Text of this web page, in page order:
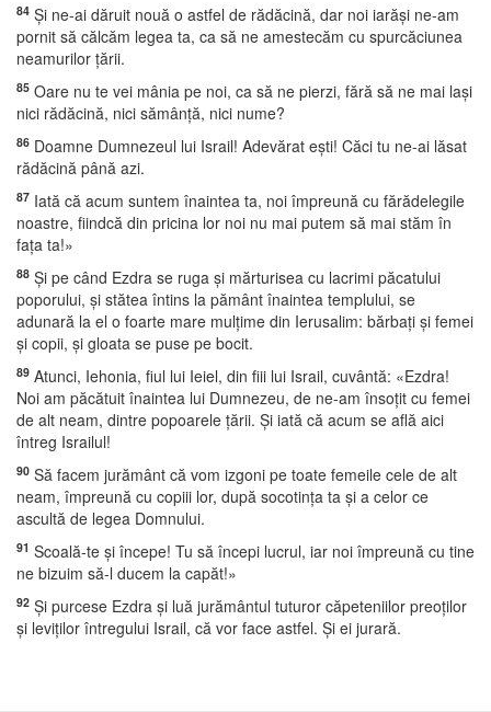
84 Şi ne-ai dăruit nouă o astfel de rădăcină, dar noi iarăşi ne-am
pornit să călcăm legea ta, ca să ne amestecăm cu spurcăciunea
neamurilor ţării.
85 Oare nu te vei mânia pe noi, ca să ne pierzi, fără să ne mai laşi
nici rădăcină, nici sămânţă, nici nume?
86 Doamne Dumnezeul lui Israil! Adevărat eşti! Căci tu ne-ai lăsat
rădăcină până azi.
87 Iată că acum suntem înaintea ta, noi împreună cu fărădelegile
noastre, fiindcă din pricina lor noi nu mai putem să mai stăm în
faţa ta!»
88 Şi pe când Ezdra se ruga şi mărturisea cu lacrimi păcatului
poporului, şi stătea întins la pământ înaintea templului, se
adunară la el o foarte mare mulţime din Ierusalim: bărbaţi şi femei
şi copii, şi gloata se puse pe bocit.
89 Atunci, Iehonia, fiul lui Ieiel, din fiii lui Israil, cuvântă: «Ezdra!
Noi am păcătuit înaintea lui Dumnezeu, de ne-am însoţit cu femei
de alt neam, dintre popoarele ţării. Şi iată că acum se află aici
întreg Israilul!
90 Să facem jurământ că vom izgoni pe toate femeile cele de alt
neam, împreună cu copiii lor, după socotinţa ta şi a celor ce
ascultă de legea Domnului.
91 Scoală-te şi începe! Tu să începi lucrul, iar noi împreună cu tine
ne bizuim să-l ducem la capăt!»
92 Şi purcese Ezdra şi luă jurământul tuturor căpeteniilor preoţilor
şi leviţilor întregului Israil, că vor face astfel. Şi ei jurară.